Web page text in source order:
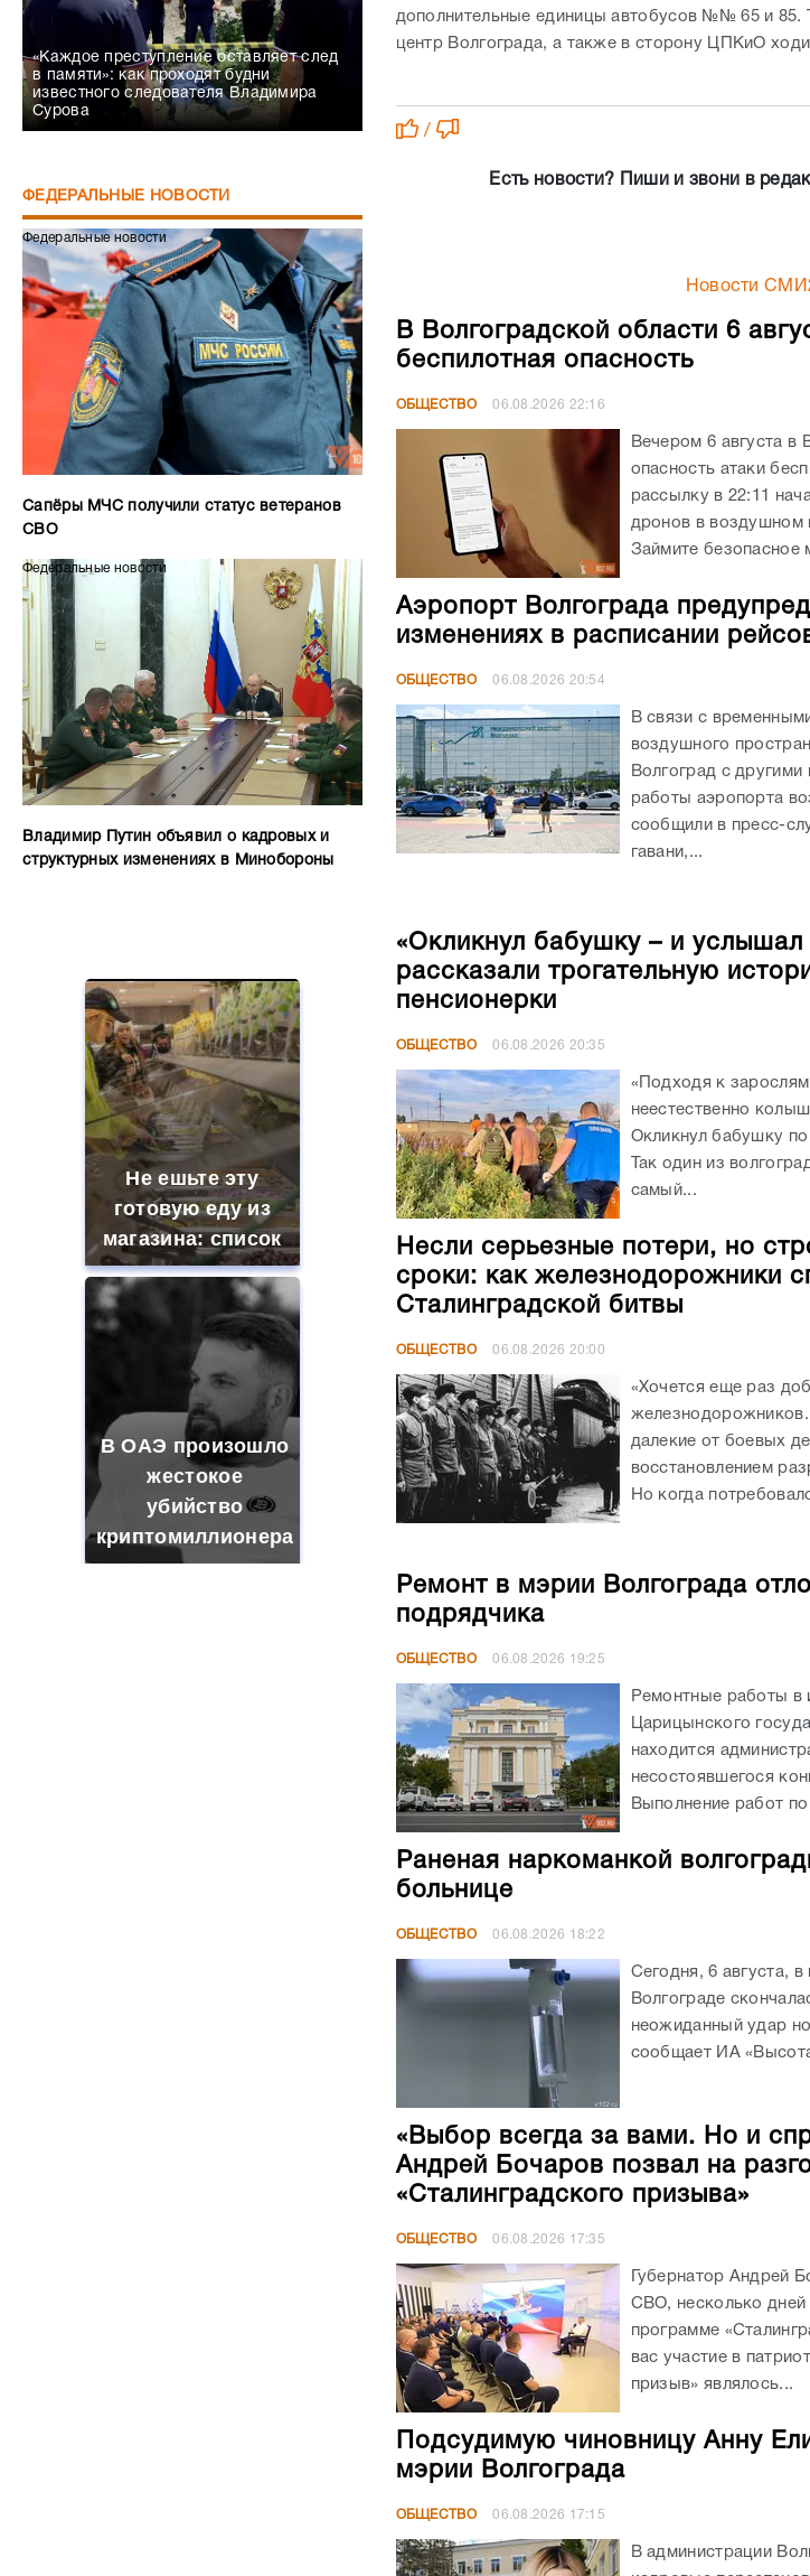
«Каждое преступление оставляет след
в памяти»: как проходят будни
известного следователя Владимира
Сурова
ФЕДЕРАЛЬНЫЕ НОВОСТИ
Федеральные новости
Сапёры МЧС получили статус ветеранов
СВО
Федеральные новости
Владимир Путин объявил о кадровых и
структурных изменениях в Минобороны
Не ешьте эту
готовую еду из
магазина: список
В ОАЭ произошло
жестокое
убийство
криптомиллионера
дополнительные единицы автобусов №№ 65 и 85.
центр Волгограда, а также в сторону ЦПКиО
/
Есть новости? Пиши и звони в
Новости
В Волгоградской области 6
беспилотная опасность
ОБЩЕСТВО 06.08.2026 22:16
Вечером 6 августа в
опасность атаки
рассылку в 22:11
дронов в воздушном
Займите безопасное
Аэропорт Волгограда
изменениях в расписании
ОБЩЕСТВО 06.08.2026 20:54
В связи с
воздушного
Волгоград с
работы аэропорта
сообщили в пресс-
гавани,...
«Окликнул бабушку – и услышал
рассказали трогательную
пенсионерки
ОБЩЕСТВО 06.08.2026 20:35
«Подходя к
неестественно
Окликнул бабушку
Так один из
самый...
Несли серьезные потери, но
сроки: как железнодорожники
Сталинградской битвы
ОБЩЕСТВО 06.08.2026 20:00
«Хочется еще раз
далекие от боевых
восстановлением
Но когда
Ремонт в мэрии Волгограда
подрядчика
ОБЩЕСТВО 06.08.2026 19:25
Ремонтные работы в
Царицынского
находится
несостоявшегося
Выполнение работ
Раненая наркоманкой
больнице
ОБЩЕСТВО 06.08.2026 18:22
Сегодня, 6 августа,
Волгограде
неожиданный удар
сообщает ИА
«Выбор всегда за вами. Но и
Андрей Бочаров позвал на
«Сталинградского призыва»
ОБЩЕСТВО 06.08.2026 17:35
Губернатор Андрей
СВО, несколько
программе
вас участие в
призыв» являлось...
Подсудимую чиновницу Анну
мэрии Волгограда
ОБЩЕСТВО 06.08.2026 17:15
В администрации